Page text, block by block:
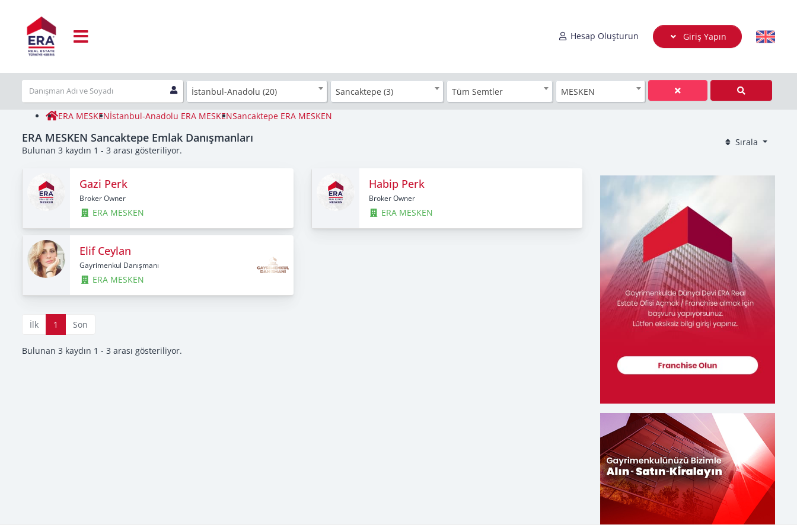
Hesap Oluşturun Giriş Yapın
İstanbul-Anadolu (20) Sancaktepe (3) Tüm Semtler MESKEN
ERA MESKENİstanbul-Anadolu ERA MESKENSancaktepe ERA MESKEN
ERA MESKEN Sancaktepe Emlak Danışmanları
Bulunan 3 kaydın 1 - 3 arası gösteriliyor.
Sırala
Gazi Perk
Broker Owner
ERA MESKEN
Habip Perk
Broker Owner
ERA MESKEN
Elif Ceylan
Gayrimenkul Danışmanı
ERA MESKEN
İlk 1 Son
Bulunan 3 kaydın 1 - 3 arası gösteriliyor.